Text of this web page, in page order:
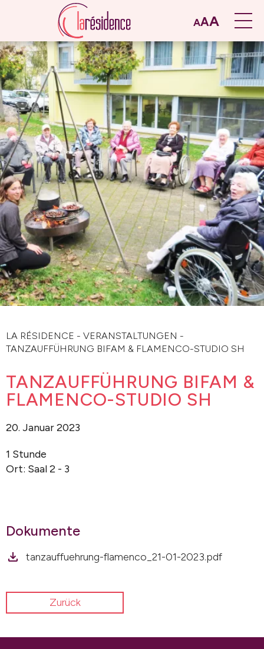
AAA
LA RÉSIDENCE - VERANSTALTUNGEN -
TANZAUFFÜHRUNG BIFAM & FLAMENCO-STUDIO SH
TANZAUFFÜHRUNG BIFAM &
FLAMENCO-STUDIO SH
20. Januar 2023
1 Stunde
Ort: Saal 2 - 3
Dokumente
tanzauffuehrung-flamenco_21-01-2023.pdf
Zurück